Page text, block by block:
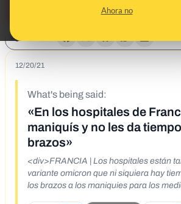
Ahora no
12/20/21
What's being said:
«En los hospitales de
maniquís y no les da
brazos»
<div>FRANCIA | Los hospitales están
variante omicron que ni siquiera hay
los brazos a los maniquies para los